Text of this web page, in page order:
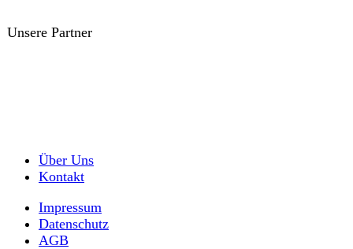
Unsere Partner
Über Uns
Kontakt
Impressum
Datenschutz
AGB